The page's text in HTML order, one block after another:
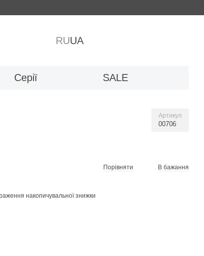
RUUA
Серії SALE
Артикул
00706
Порівняти В бажання
накопичувальної знижки